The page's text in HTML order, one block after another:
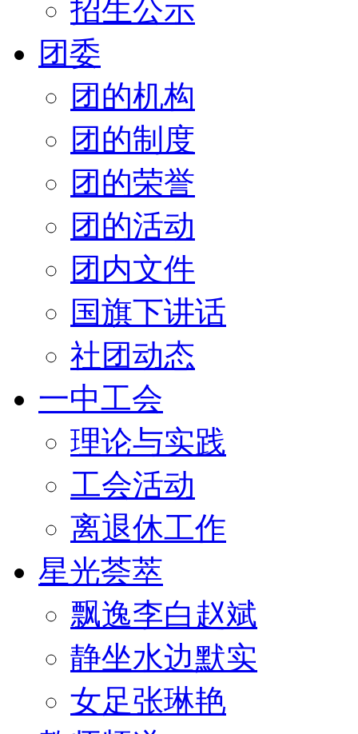
招生公示
团委
团的机构
团的制度
团的荣誉
团的活动
团内文件
国旗下讲话
社团动态
一中工会
理论与实践
工会活动
离退休工作
星光荟萃
飘逸李白赵斌
静坐水边默实
女足张琳艳